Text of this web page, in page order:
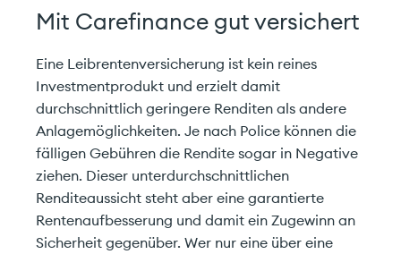
Mit Carefinance gut versichert
Eine Leibrentenversicherung ist kein reines
Investmentprodukt und erzielt damit
durchschnittlich geringere Renditen als andere
Anlagemöglichkeiten. Je nach Police können die
fälligen Gebühren die Rendite sogar in Negative
ziehen. Dieser unterdurchschnittlichen
Renditeaussicht steht aber eine garantierte
Rentenaufbesserung und damit ein Zugewinn an
Sicherheit gegenüber. Wer nur eine über eine